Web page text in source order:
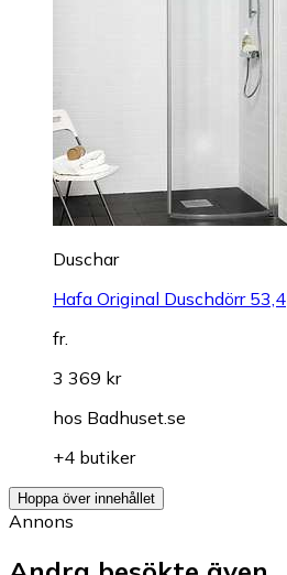
Duschar
Hafa Original Duschdörr 53,4
fr.
3 369 kr
hos Badhuset.se
+4 butiker
Hoppa över innehållet
Annons